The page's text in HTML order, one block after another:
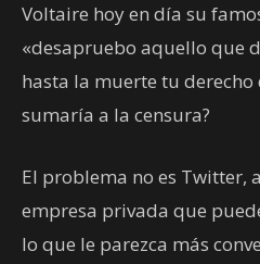
Voltaire hoy en día su
«desapruebo aquello que
hasta la muerte tu derecho
sumaría a la censura?
El problema no es Twitter,
empresa privada que
lo que le parezca más